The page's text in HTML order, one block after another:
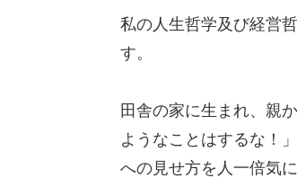
私の人生哲学及び経営
す。
田舎の家に生まれ、親
ようなことはするな！
への見せ方を人一倍気